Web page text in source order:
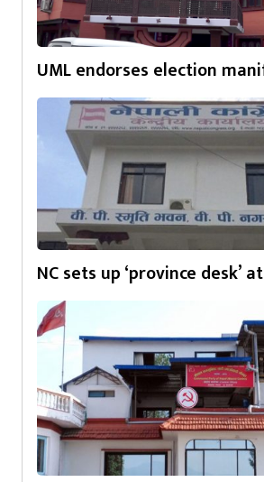
UML endorses election
NC sets up ‘province desk’